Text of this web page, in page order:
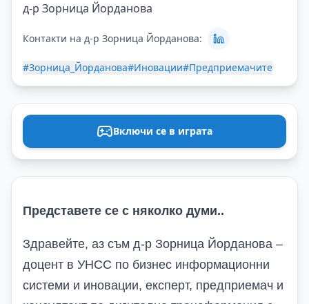
д-р Зорница Йорданова
Контакти на д-р Зорница Йорданова:
#Зорница_Йорданова#Иновации#Предприемачите
Включи се в играта
Представете се с няколко думи..
Здравейте, аз съм д-р Зорница Йорданова –
доцент в УНСС по бизнес информационни
системи и иновации, експерт, предприемач и